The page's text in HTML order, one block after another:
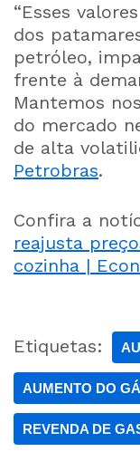
“Esses
dos
petróleo,
frente à
Mantemos
do mercado
de alta
Petrobras.
Confira a
reajusta
cozinha |
Etiquetas:
AUMENTO DO
REVENDA DE